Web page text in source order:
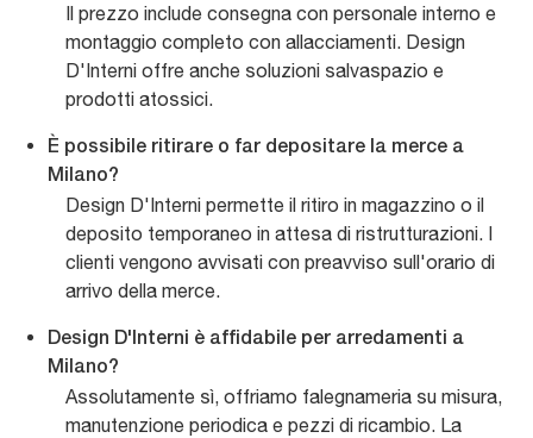
Il prezzo include consegna con personale interno e
montaggio completo con allacciamenti. Design
D'Interni offre anche soluzioni salvaspazio e
prodotti atossici.
È possibile ritirare o far depositare la merce a
Milano?
Design D'Interni permette il ritiro in magazzino o il
deposito temporaneo in attesa di ristrutturazioni. I
clienti vengono avvisati con preavviso sull'orario di
arrivo della merce.
Design D'Interni è affidabile per arredamenti a
Milano?
Assolutamente sì, offriamo falegnameria su misura,
manutenzione periodica e pezzi di ricambio. La